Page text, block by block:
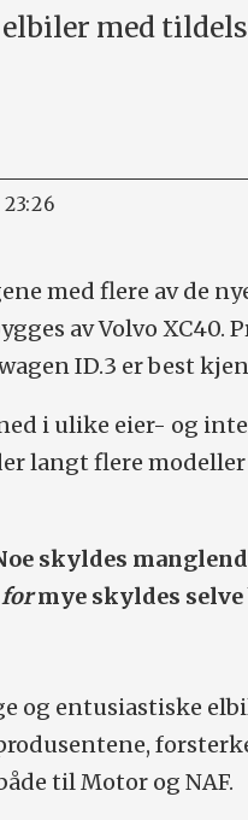
med
23:26
med flere av de
av Volvo XC40.
ID.3 er best
i ulike eier- og
langt flere modeller
skyldes
formye skyldes
og entusiastiske
til Motor og NAF.